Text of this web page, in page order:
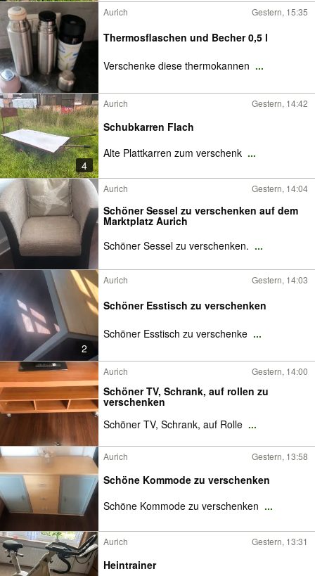
Aurich Gestern, 15:35
Thermosflaschen und Becher 0,5 l
Verschenke diese thermokannen ...
4
Aurich Gestern, 14:42
Schubkarren Flach
Alte Plattkarren zum verschenk ...
Aurich Gestern, 14:04
Schöner Sessel zu verschenken auf dem
Marktplatz Aurich
Schöner Sessel zu verschenken. ...
2
Aurich Gestern, 14:03
Schöner Esstisch zu verschenken
Schöner Esstisch zu verschenke ...
Aurich Gestern, 14:00
Schöner TV, Schrank, auf rollen zu
verschenken
Schöner TV, Schrank, auf Rolle ...
Aurich Gestern, 13:58
Schöne Kommode zu verschenken
Schöne Kommode zu verschenken ...
Aurich Gestern, 13:31
Heintrainer